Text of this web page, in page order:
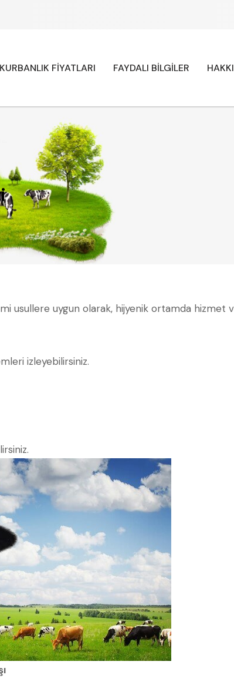
FİYATLARI FAYDALI BİLGİLER
usullere uygun olarak, hijyenik ortamda hizmet
izleyebilirsiniz.